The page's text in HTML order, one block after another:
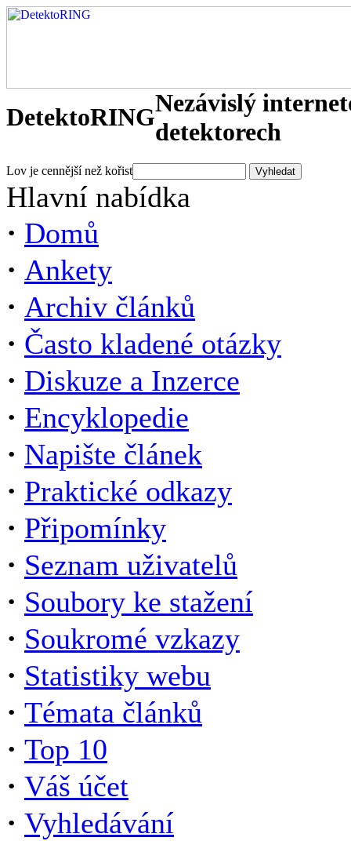
DetektoRINGNezávislý
detektorech
Lov je cennější než kořist
Hlavní nabídka
· Domů
· Ankety
· Archiv článků
· Často kladené otázky
· Diskuze a Inzerce
· Encyklopedie
· Napište článek
· Praktické odkazy
· Připomínky
· Seznam uživatelů
· Soubory ke stažení
· Soukromé vzkazy
· Statistiky webu
· Témata článků
· Top 10
· Váš účet
· Vyhledávání